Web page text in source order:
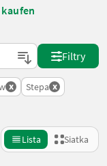
Filtry
x Stepa x
Lista Siatka